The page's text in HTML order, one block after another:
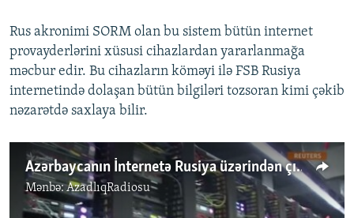
Rus akronimi SORM olan bu sistem bütün internet
provayderlərini xüsusi cihazlardan yararlanmağa
məcbur edir. Bu cihazların köməyi ilə FSB Rusiya
internetində dolaşan bütün bilgiləri tozsoran kimi çəkib
nəzarətdə saxlaya bilir.
Azərbaycanın İnternetə Rusiya üzərindən çıxışı hansı risklər yaradır?
Mənbə:AzadlıqRadiosu